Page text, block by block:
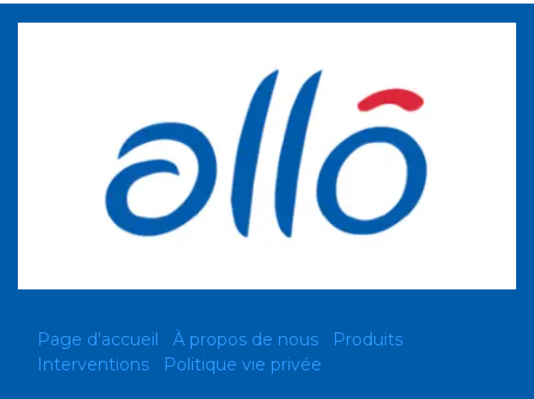
Page d'accueil À propos de nous
Produits
Interventions
Politique vie privée